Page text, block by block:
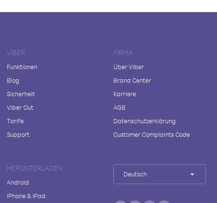
VIBER
Funktionen
Blog
Sicherheit
Viber Out
Tarife
Support
FIRMA
Über Viber
Brand Center
Karriere
AGB
Datenschutzerklärung
Customer Complaints Code
HERUNTERLADEN
Android
iPhone & iPad
Deutsch